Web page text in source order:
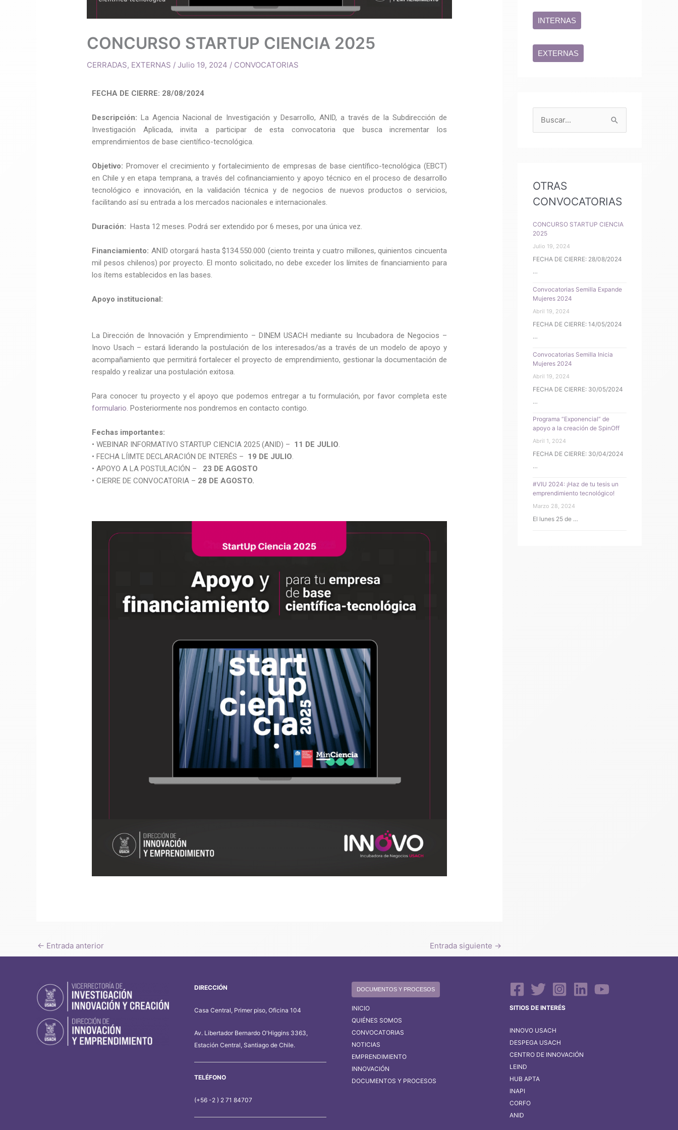
CONCURSO STARTUP CIENCIA 2025
CERRADAS, EXTERNAS /Julio 19, 2024 / CONVOCATORIAS
FECHA DE CIERRE: 28/08/2024
Descripción: La Agencia Nacional de Investigación y Desarrollo, ANID, a través de la Subdirección de
Investigación Aplicada, invita a participar de esta convocatoria que busca incrementar los
emprendimientos de base científico-tecnológica.
Objetivo: Promover el crecimiento y fortalecimiento de empresas de base científico-tecnológica (EBCT)
en Chile y en etapa temprana, a través del cofinanciamiento y apoyo técnico en el proceso de desarrollo
tecnológico e innovación, en la validación técnica y de negocios de nuevos productos o servicios,
facilitando así su entrada a los mercados nacionales e internacionales.
Duración:Hasta 12 meses. Podrá ser extendido por 6 meses, por una única vez.
Financiamiento: ANID otorgará hasta $134.550.000 (ciento treinta y cuatro millones, quinientos cincuenta
mil pesos chilenos) por proyecto. El monto solicitado, no debe exceder los límites de financiamiento para
los ítems establecidos en las bases.
Apoyo institucional:
La Dirección de Innovación y Emprendimiento – DINEM USACH mediante su Incubadora de Negocios –
Inovo Usach – estará liderando la postulación de los interesados/as a través de un modelo de apoyo y
acompañamiento que permitirá fortalecer el proyecto de emprendimiento, gestionar la documentación de
respaldo y realizar una postulación exitosa.
Para conocer tu proyecto y el apoyo que podemos entregar a tu formulación, por favor completa este
formulario. Posteriormente nos pondremos en contacto contigo.
Fechas importantes:
• WEBINAR INFORMATIVO STARTUP CIENCIA 2025 (ANID) – 11 DE JULIO.
• FECHA LÍIMTE DECLARACIÓN DE INTERÉS – 19 DE JULIO.
• APOYO A LA POSTULACIÓN –
23 DE AGOSTO
• CIERRE DE CONVOCATORIA – 28 DE AGOSTO.
← Entrada anterior Entrada siguiente →
INTERNAS
EXTERNAS
a
r
o
r
:
OTRAS
CONVOCATORIAS
CONCURSO STARTUP CIENCIA
2025
Julio 19, 2024
FECHA DE CIERRE: 28/08/2024
…
Convocatorias Semilla Expande
Mujeres 2024
Abril 19, 2024
FECHA DE CIERRE: 14/05/2024
…
Convocatorias Semilla Inicia
Mujeres 2024
Abril 19, 2024
FECHA DE CIERRE: 30/05/2024
…
Programa “Exponencial” de
apoyo a la creación de SpinOff
Abril 1, 2024
FECHA DE CIERRE: 30/04/2024
…
#VIU 2024: ¡Haz de tu tesis un
emprendimiento tecnológico!
Marzo 28, 2024
El lunes 25 de …
DIRECCIÓN
Casa Central, Primer piso, Oficina 104
Av. Libertador Bernardo O'Higgins 3363,
Estación Central, Santiago de Chile.
TELÉFONO
(+56 -2 ) 2 71 84707
DOCUMENTOS Y PROCESOS
INICIO
QUIÉNES SOMOS
CONVOCATORIAS
NOTICIAS
EMPRENDIMIENTO
INNOVACIÓN
DOCUMENTOS Y PROCESOS
SITIOS DE INTERÉS
INNOVO USACH
DESPEGA USACH
CENTRO DE INNOVACIÓN
LEIND
HUB APTA
INAPI
CORFO
ANID